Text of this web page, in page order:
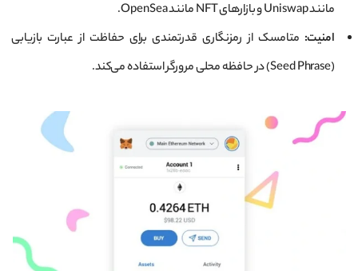
مانند Uniswap و بازارهای NFT مانند OpenSea.
امنیت: متامسک از رمزنگاری قدرتمندی برای حفاظت از عبارت بازیابی
(Seed Phrase) در حافظه محلی مرورگر استفاده می‌کند.